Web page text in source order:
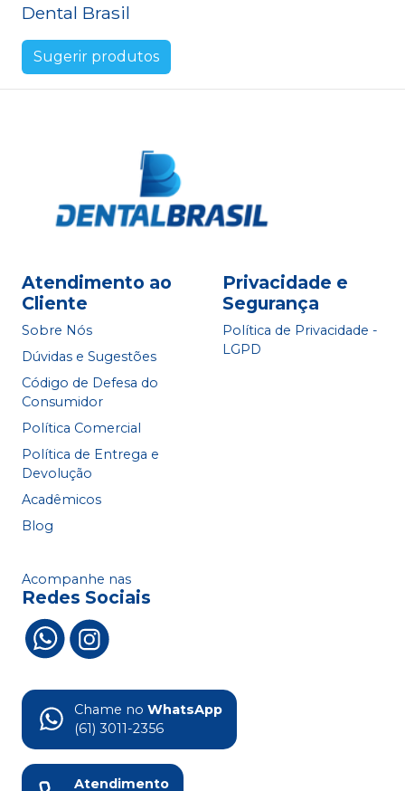
Dental Brasil
Sugerir produtos
Atendimento ao
Cliente
Sobre Nós
Dúvidas e Sugestões
Código de Defesa do
Consumidor
Política Comercial
Política de Entrega e
Devolução
Acadêmicos
Blog
Privacidade e
Segurança
Política de Privacidade -
LGPD
Acompanhe nas
Redes Sociais
Chame no WhatsApp
(61) 3011-2356
Atendimento